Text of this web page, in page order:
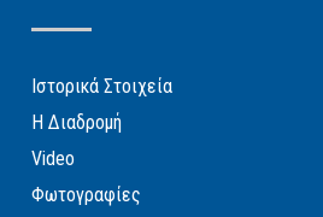
Ιστορικά Στοιχεία
Η Διαδρομή
Video
Φωτογραφίες